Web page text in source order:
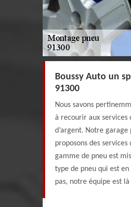
Boussy Auto un
91300
Nous savons
à recourir aux services
d’argent. Notre garage
proposons des
gamme de pneu est
type de pneu qui est
pas, notre équipe est là